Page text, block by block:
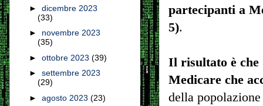
partecipanti a
5).
Il risultato è che
Medicare che
della
► dicembre 2023
(33)
► novembre 2023
(35)
► ottobre 2023 (39)
► settembre 2023
(29)
► agosto 2023 (23)